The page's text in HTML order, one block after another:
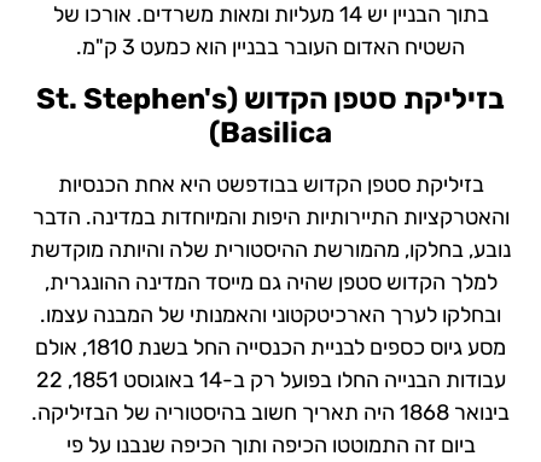
בתוך הבניין יש 14 מעליות ומאות משרדים. אורכו של
השטיח האדום העובר בבניין הוא כמעט 3 ק"מ.
בזיליקת סטפן הקדוש (St. Stephen's
Basilica
)
בזיליקת סטפן הקדוש בבודפשט היא אחת הכנסיות
והאטרקציות התיירותיות היפות והמיוחדות במדינה. הדבר
נובע, בחלקו, מהמורשת ההיסטורית שלה והיותה מוקדשת
למלך הקדוש סטפן שהיה גם מייסד המדינה ההונגרית,
ובחלקו לערך הארכיטקטוני והאמנותי של המבנה עצמו.
מסע גיוס כספים לבניית הכנסייה החל בשנת 1810, אולם
עבודות הבנייה החלו בפועל רק ב-14 באוגוסט 1851, 22
בינואר 1868 היה תאריך חשוב בהיסטוריה של הבזיליקה.
ביום זה התמוטטו הכיפה ותוך הכיפה שנבנו על פי